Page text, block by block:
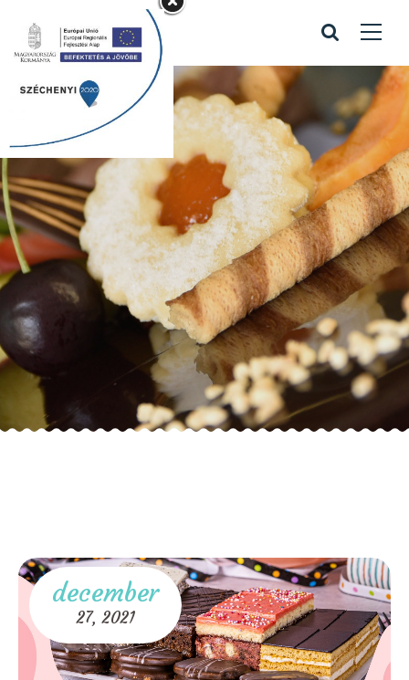
Szilveszteri
cukiságok
Home / Szilveszteri cukiságok
december
27, 2021